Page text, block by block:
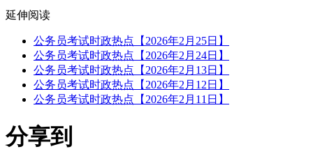
延伸阅读
公务员考试时政热点【2026年2月25日】
公务员考试时政热点【2026年2月24日】
公务员考试时政热点【2026年2月13日】
公务员考试时政热点【2026年2月12日】
公务员考试时政热点【2026年2月11日】
分享到